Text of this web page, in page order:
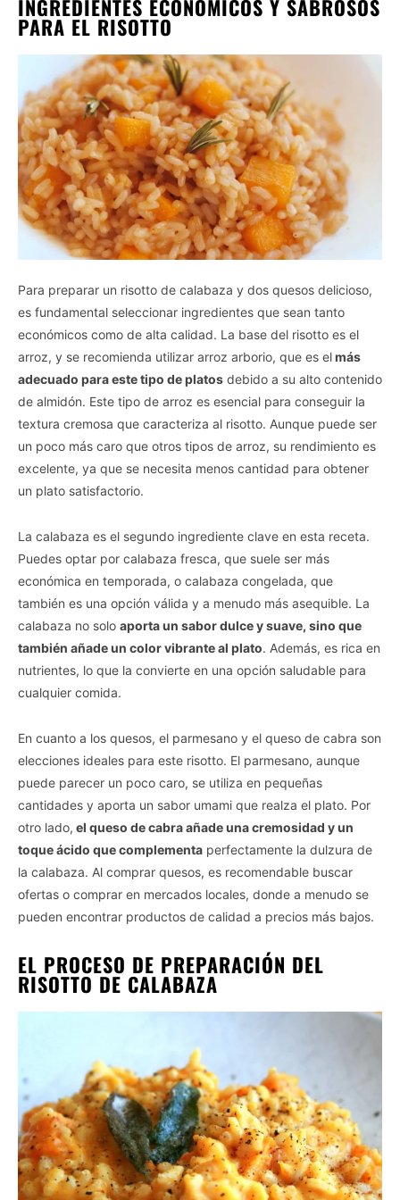
INGREDIENTES ECONÓMICOS Y SABROSOS
PARA EL RISOTTO
Para preparar un risotto de calabaza y dos quesos delicioso,
es fundamental seleccionar ingredientes que sean tanto
económicos como de alta calidad. La base del risotto es el
arroz, y se recomienda utilizar arroz arborio, que es elmás
adecuado para este tipo de platos debido a su alto contenido
de almidón. Este tipo de arroz es esencial para conseguir la
textura cremosa que caracteriza al risotto. Aunque puede ser
un poco más caro que otros tipos de arroz, su rendimiento es
excelente, ya que se necesita menos cantidad para obtener
un plato satisfactorio.
La calabaza es el segundo ingrediente clave en esta receta.
Puedes optar por calabaza fresca, que suele ser más
económica en temporada, o calabaza congelada, que
también es una opción válida y a menudo más asequible. La
calabaza no solo aporta un sabor dulce y suave, sino que
también añade un color vibrante al plato. Además, es rica en
nutrientes, lo que la convierte en una opción saludable para
cualquier comida.
En cuanto a los quesos, el parmesano y el queso de cabra son
elecciones ideales para este risotto. El parmesano, aunque
puede parecer un poco caro, se utiliza en pequeñas
cantidades y aporta un sabor umami que realza el plato. Por
otro lado, el queso de cabra añade una cremosidad y un
toque ácido que complementa perfectamente la dulzura de
la calabaza. Al comprar quesos, es recomendable buscar
ofertas o comprar en mercados locales, donde a menudo se
pueden encontrar productos de calidad a precios más bajos.
EL PROCESO DE PREPARACIÓN DEL
RISOTTO DE CALABAZA